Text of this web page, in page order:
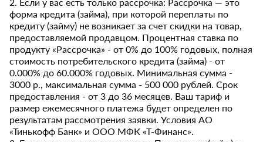
форма кредита (займа), при которой переплаты по
кредиту (займу) не возникает за счет скидки на товар,
предоставляемой продавцом. Процентная ставка по
продукту «Рассрочка» - от 0% до 100% годовых, полная
стоимость потребительского кредита (займа) - от
0.000% до 60.000% годовых. Минимальная сумма -
3000 р., максимальная сумма - 500 000 рублей. Срок
предоставления - от 3 до 36 месяцев. Ваш тариф и
размер ежемесячного платежа будет определен по
результатам рассмотрения заявки. Условия АО
«Тинькофф Банк» и ООО МФК «Т-Финанс».